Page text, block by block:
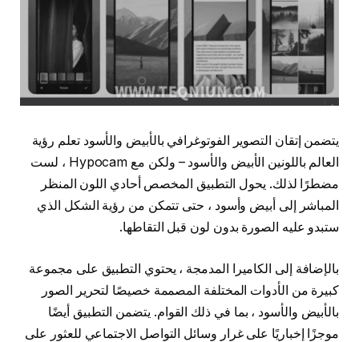
يتضمن إتقان التصوير الفوتوغرافي بالأبيض والأسود تعلم رؤية
العالم باللونين الأبيض والأسود – ولكن مع Hypocam ، لست
مضطرًا لذلك. يحول التطبيق المخصص أحادي اللون المنظر
المباشر إلى أبيض وأسود ، حتى تتمكن من رؤية الشكل الذي
ستبدو عليه الصورة بدون لون قبل التقاطها.
بالإضافة إلى الكاميرا المدمجة ، يحتوي التطبيق على مجموعة
كبيرة من الأدوات المختلفة المصممة خصيصًا لتحرير الصور
بالأبيض والأسود ، بما في ذلك القوام. يتضمن التطبيق أيضًا
موجزًا ​​إخباريًا على غرار وسائل التواصل الاجتماعي للعثور على